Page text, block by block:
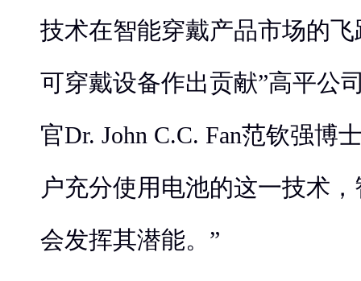
技术在智能穿戴产品市场的
可穿戴设备作出贡献”高平公
官Dr. John C.C. Fan范钦强博
户充分使用电池的这一技术
会发挥其潜能。”